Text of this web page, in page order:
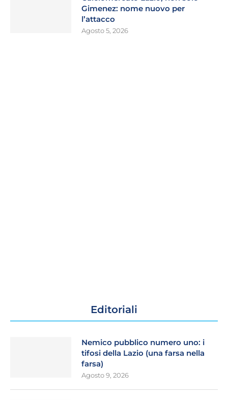
Gimenez: nome nuovo per
l’attacco
Agosto 5, 2026
Editoriali
Nemico pubblico numero uno: i
tifosi della Lazio (una farsa nella
farsa)
Agosto 9, 2026